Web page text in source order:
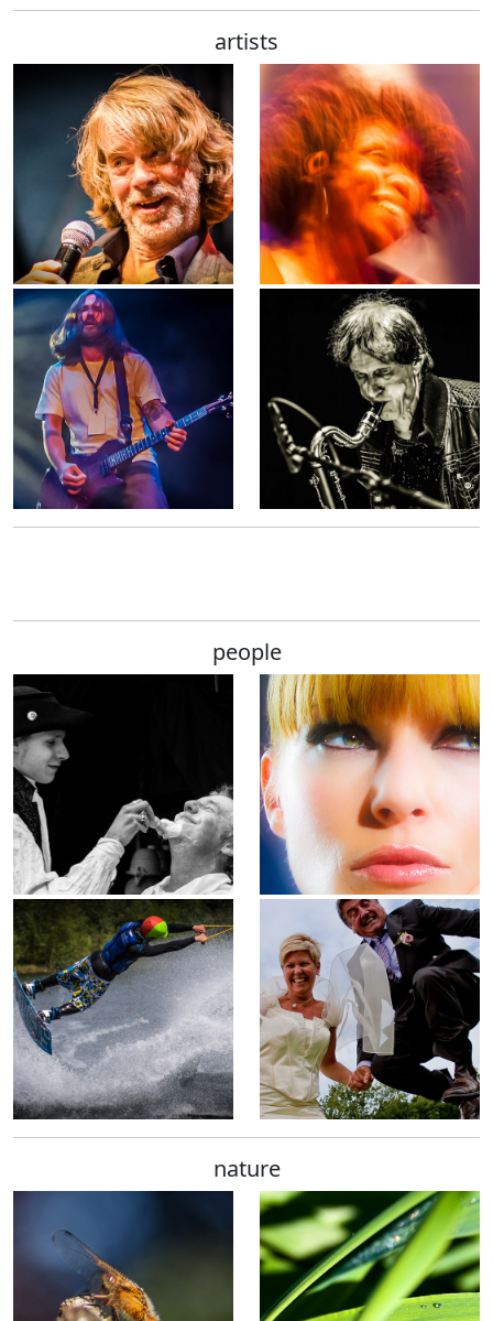
artists
people
nature